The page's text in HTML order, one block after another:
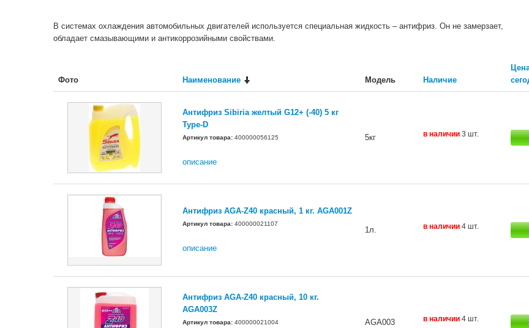
В системах охлаждения автомобильных двигателей используется специальная жидкость – антифриз. Он не замерзает,
обладает смазывающими и антикоррозийными свойствами.
Фото Наименование Модель Наличие
Антифриз Sibiria желтый G12+ (-40) 5 кг
Type-D
Артикул товара: 400000056125
описание
5кг в наличии 3 шт.
Антифриз AGA-Z40 красный, 1 кг. AGA001Z
Артикул товара: 400000021107
описание
1л. в наличии 4 шт.
Антифриз AGA-Z40 красный, 10 кг.
AGA003Z
Артикул товара: 400000021004 АGA003 в наличии 4 шт.